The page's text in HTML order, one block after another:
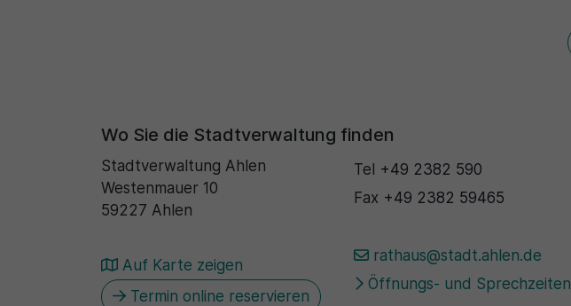
Wo Sie die Stadtverwaltung finden
Stadtverwaltung Ahlen
Westenmauer 10
59227 Ahlen
Auf Karte zeigen
Termin online reservieren
Tel +49 2382 590
Fax +49 2382 59465
rathaus@stadt.ahlen.de
Öffnungs- und Sprechzeiten